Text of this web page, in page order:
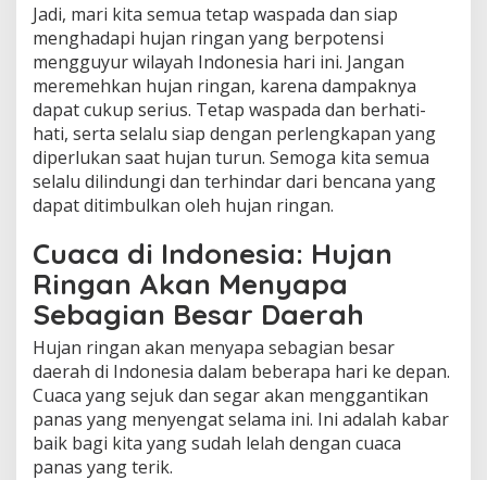
Jadi, mari kita semua tetap waspada dan siap
menghadapi hujan ringan yang berpotensi
mengguyur wilayah Indonesia hari ini. Jangan
meremehkan hujan ringan, karena dampaknya
dapat cukup serius. Tetap waspada dan berhati-
hati, serta selalu siap dengan perlengkapan yang
diperlukan saat hujan turun. Semoga kita semua
selalu dilindungi dan terhindar dari bencana yang
dapat ditimbulkan oleh hujan ringan.
Cuaca di Indonesia: Hujan
Ringan Akan Menyapa
Sebagian Besar Daerah
Hujan ringan akan menyapa sebagian besar
daerah di Indonesia dalam beberapa hari ke depan.
Cuaca yang sejuk dan segar akan menggantikan
panas yang menyengat selama ini. Ini adalah kabar
baik bagi kita yang sudah lelah dengan cuaca
panas yang terik.